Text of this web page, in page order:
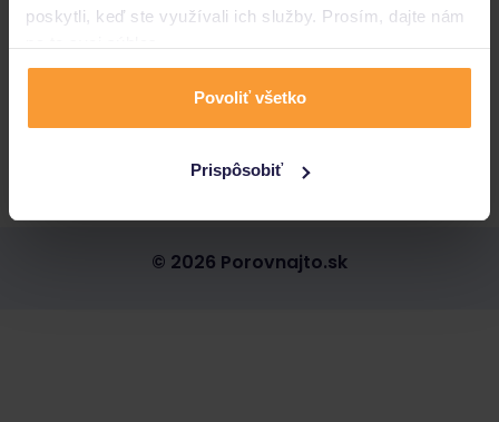
poskytli, keď ste využívali ich služby. Prosím, dajte nám
Povoliť všetko
Prispôsobiť
Pôžičky a úvery
© 2026 Porovnajto.sk